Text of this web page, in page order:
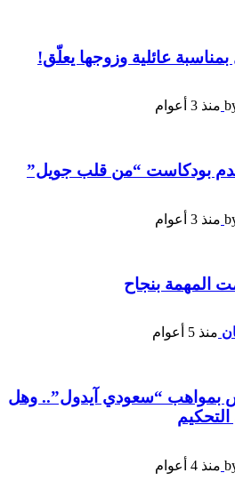
عائلية وزوجها يعلّق!
منذ 3 أعوام
بودكاست “من قلب جويل”
منذ 3 أعوام
المهمة بنجاح
منذ 5 أعوام
بمواهب “سعودي آيدول”.. وهل
منذ 4 أعوام